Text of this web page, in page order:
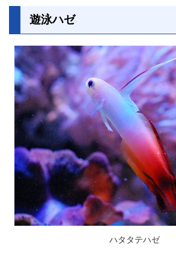
遊泳ハゼ
ハタタテハゼ